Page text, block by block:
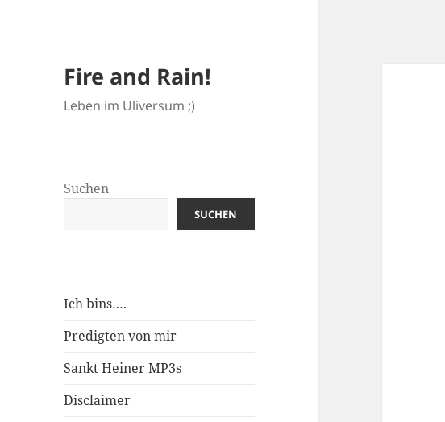
Fire and Rain!
Leben im Uliversum ;)
Suchen
SUCHEN
Ich bins….
Predigten von mir
Sankt Heiner MP3s
Disclaimer